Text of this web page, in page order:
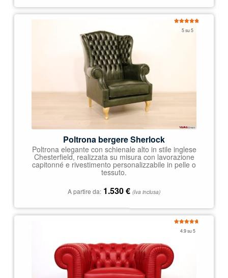
5 su 5
Poltrona bergere Sherlock
Poltrona elegante con schienale alto in stile inglese
Chesterfield, realizzata su misura con lavorazione
capitonné e rivestimento personalizzabile in pelle o
tessuto.
A partire da: 1.530€ (Iva inclusa)
4.9 su 5